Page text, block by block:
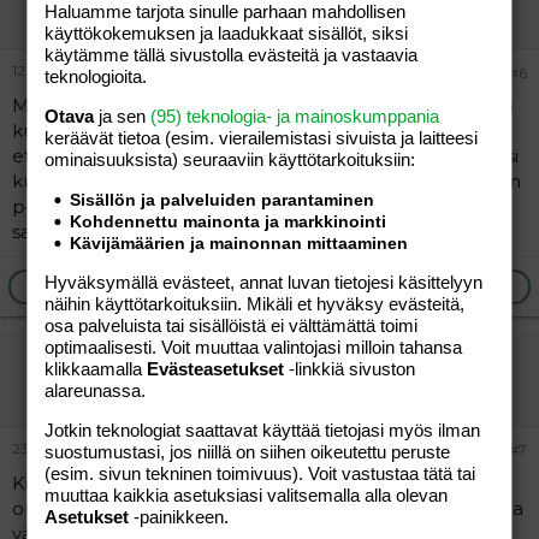
Vieras
12.10.2005 #6
Minä olen varmaan mailikavereiden painajainen,katoan
kuukausiksi silkan työmäärän takia.Mutta se ei merkitse
etteikö ystävät olisi mielessä,ja heistä välittäisi.Tai haluaisi
kuulumisia kuulla.Kirjoita ihmeessä,musta on ihanaa kun
porukka muistaa maililla vaikkei ite aikaiseksi olekaan
saanut! =)
Vastaa
Ilmoita asiaton viesti
Varjolilja
Jäsen
23.11.2005 #7
Kirjoittaminen ei saisi olla pakkopullaa. Paras kirjeystävä
on sellainen, joka ymmärtää pienet viiveet vastailussa. Ja
välillä kun tuntuu ettei ole mitään tapahtunut/mitään
Haluamme tarjota sinulle parhaan mahdollisen
käyttökokemuksen ja laadukkaat sisällöt, siksi
käytämme tällä sivustolla evästeitä ja vastaavia
teknologioita.
Otavaja sen (95) teknologia- ja mainoskumppania
keräävät tietoa (esim. vierailemis­tasi sivuista ja laitteesi
ominaisuuk­sista) seuraaviin käyttötarkoituksiin:
Sisällön ja palveluiden parantaminen
Kohdennettu mainonta ja markkinointi
Kävijämäärien ja mainonnan mittaaminen
Hyväksymällä evästeet, annat luvan tietojesi käsittelyyn
näihin käyttötarkoituksiin. Mikäli et hyväksy evästeitä,
osa palveluista tai sisällöistä ei välttämättä toimi
optimaalisesti. Voit muuttaa valintojasi milloin tahansa
klikkaamalla Evästeasetukset -linkkiä sivuston
alareunassa.
Jotkin teknologiat saattavat käyttää tietojasi myös ilman
suostumustasi, jos niillä on siihen oikeutettu peruste
(esim. sivun tekninen toimivuus). Voit vastustaa tätä tai
muuttaa kaikkia asetuksiasi valitsemalla alla olevan
Asetukset -painikkeen.